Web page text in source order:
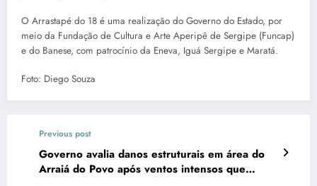
O Arrastapé do 18 é uma realização do Governo do Estado, por
meio da Fundação de Cultura e Arte Aperipê de Sergipe (Funcap)
e do Banese, com patrocínio da Eneva, Iguá Sergipe e Maratá.
Foto: Diego Souza
Previous post
Governo avalia danos estruturais em área do
Arraiá do Povo após ventos intensos que